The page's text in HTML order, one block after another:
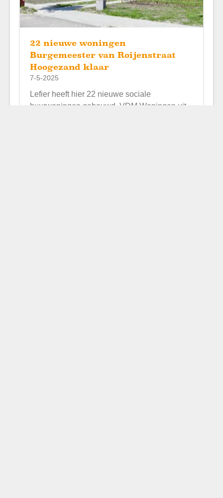
22 nieuwe woningen
Burgemeester van Roijenstraat
Hoogezand klaar
7-5-2025
Lefier heeft hier 22 nieuwe sociale
huurwoningen gebouwd. VDM Woningen uit